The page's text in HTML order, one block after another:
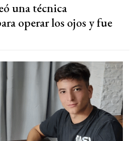
una técnica
operar los ojos y fue